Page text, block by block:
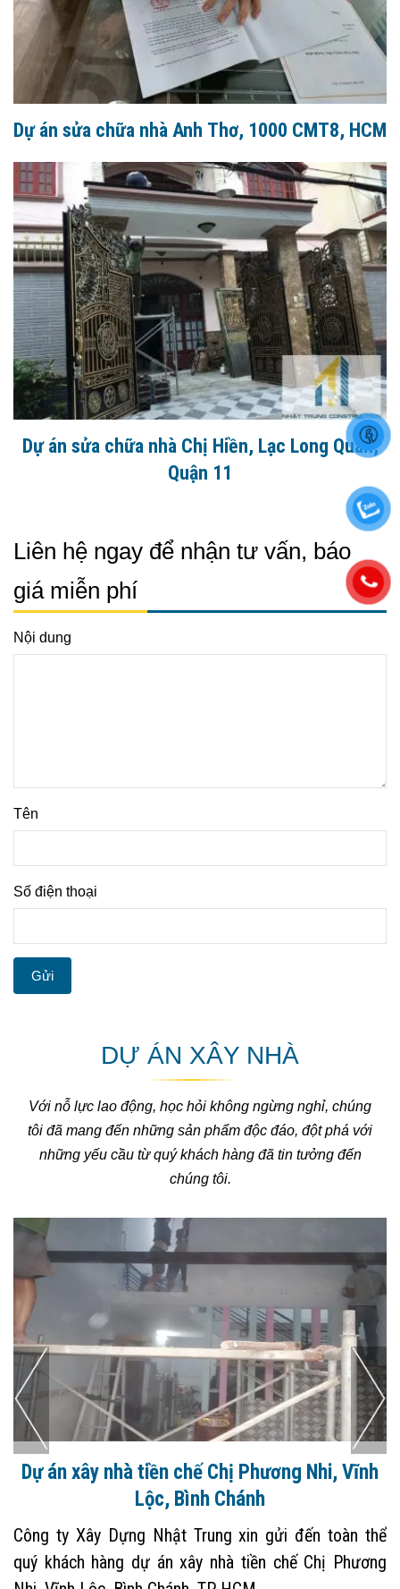
Dự án sửa chữa nhà Anh Thơ, 1000 CMT8, HCM
Dự án sửa chữa nhà Chị Hiền, Lạc Long Quân,
Quận 11
Liên hệ ngay để nhận tư vấn, báo
giá miễn phí
Nội dung
Tên
Số điện thoại
Gửi
DỰ ÁN XÂY NHÀ
Với nỗ lực lao động, học hỏi không ngừng nghỉ, chúng
tôi đã mang đến những sản phẩm độc đáo, đột phá với
những yếu cầu từ quý khách hàng đã tin tưởng đến
chúng tôi.
Dự án xây nhà tiền chế Chị Phương Nhi, Vĩnh
Lộc, Bình Chánh
Công ty Xây Dựng Nhật Trung xin gửi đến toàn thể
quý khách hàng dự án xây nhà tiền chế Chị Phương